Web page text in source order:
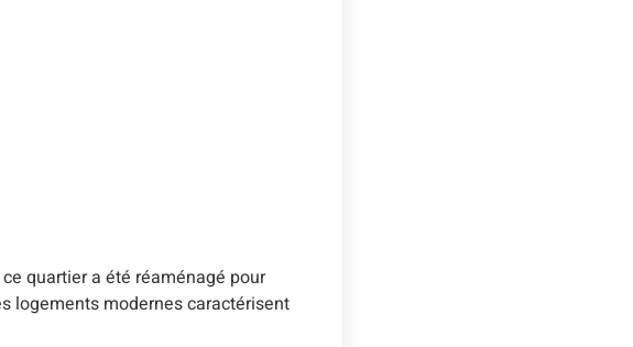
quartier a été réaménagé pour
logements modernes caractérisent